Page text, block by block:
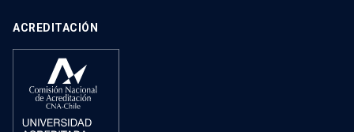
ACREDITACIÓN